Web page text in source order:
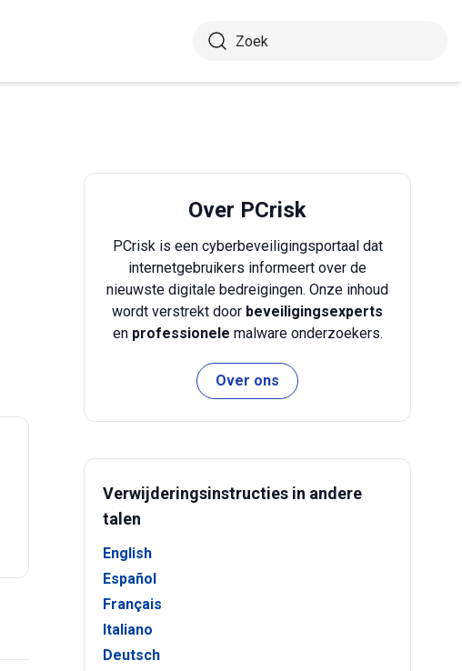
Over PCrisk
PCrisk is een cyberbeveiligingsportaal dat
internetgebruikers informeert over de
nieuwste digitale bedreigingen. Onze inhoud
wordt verstrekt door beveiligingsexperts
en professionele malware onderzoekers.
Over ons
Verwijderingsinstructies in andere
talen
English
Español
Français
Italiano
Deutsch